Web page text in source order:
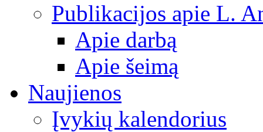
Publikacijos apie L.
Apie darbą
Apie šeimą
Naujienos
Įvykių kalendorius